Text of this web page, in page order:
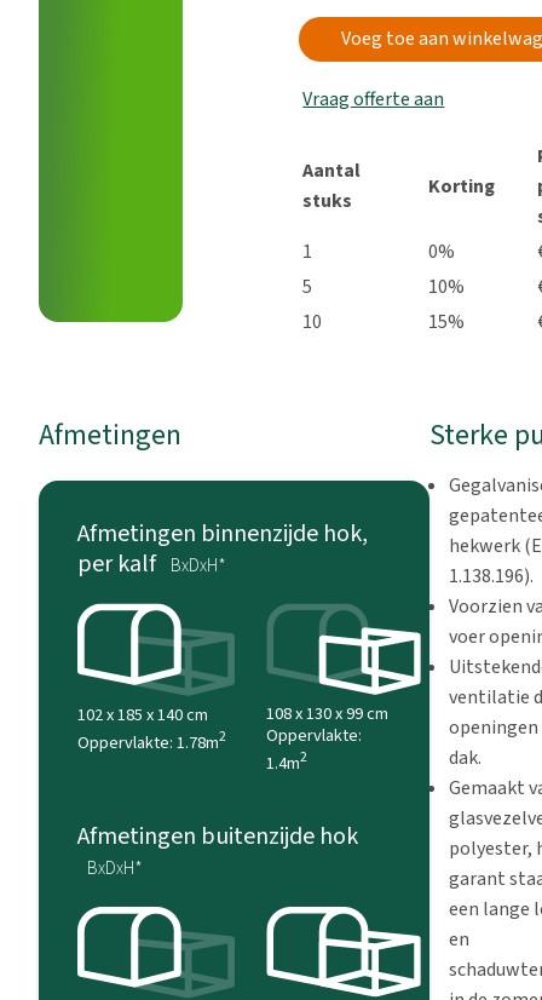
Voeg toe aan
Vraag offerte aan
Aantal
stuks
Korting
1
0%
5
10%
10
15%
Afmetingen
Afmetingen binnenzijde hok,
per kalf BxDxH*
102 x 185 x 140 cm
Oppervlakte: 1.78m2
108 x 130 x 99 cm
Oppervlakte:
1.4m2
Afmetingen buitenzijde hok
BxDxH*
Sterke
hekwerk
1.138.196).
Voorzien
voer
ventilatie
dak.
Gemaakt
polyester,
garant
een lange
en